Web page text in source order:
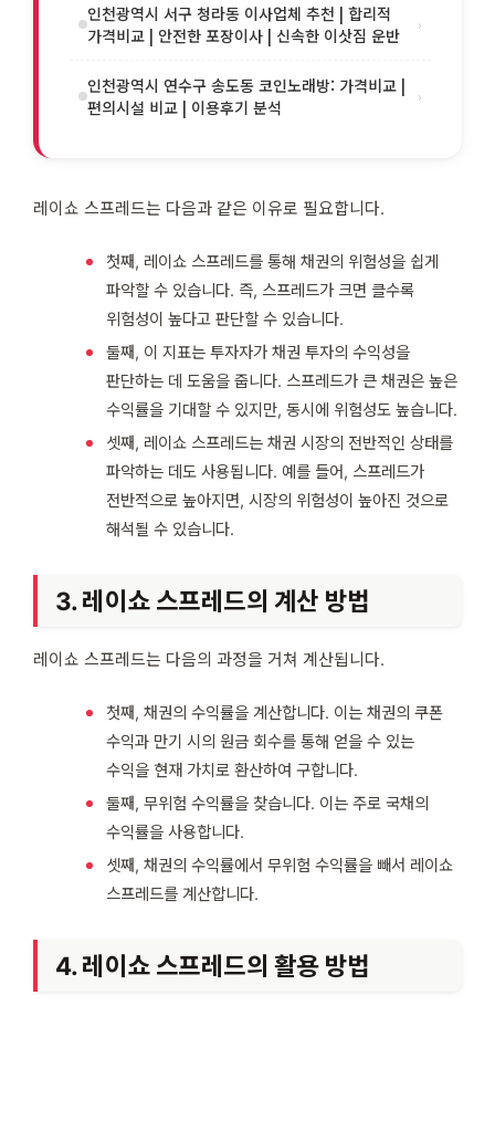
인천광역시 서구 청라동 이사업체 추천 | 합리적
가격비교 | 안전한 포장이사 | 신속한 이삿짐 운반
›
인천광역시 연수구 송도동 코인노래방: 가격비교 |
편의시설 비교 | 이용후기 분석
›
레이쇼 스프레드는 다음과 같은 이유로 필요합니다.
첫째, 레이쇼 스프레드를 통해 채권의 위험성을 쉽게
파악할 수 있습니다. 즉, 스프레드가 크면 클수록
위험성이 높다고 판단할 수 있습니다.
둘째, 이 지표는 투자자가 채권 투자의 수익성을
판단하는 데 도움을 줍니다. 스프레드가 큰 채권은 높은
수익률을 기대할 수 있지만, 동시에 위험성도 높습니다.
셋째, 레이쇼 스프레드는 채권 시장의 전반적인 상태를
파악하는 데도 사용됩니다. 예를 들어, 스프레드가
전반적으로 높아지면, 시장의 위험성이 높아진 것으로
해석될 수 있습니다.
3. 레이쇼 스프레드의 계산 방법
레이쇼 스프레드는 다음의 과정을 거쳐 계산됩니다.
첫째, 채권의 수익률을 계산합니다. 이는 채권의 쿠폰
수익과 만기 시의 원금 회수를 통해 얻을 수 있는
수익을 현재 가치로 환산하여 구합니다.
둘째, 무위험 수익률을 찾습니다. 이는 주로 국채의
수익률을 사용합니다.
셋째, 채권의 수익률에서 무위험 수익률을 빼서 레이쇼
스프레드를 계산합니다.
4. 레이쇼 스프레드의 활용 방법